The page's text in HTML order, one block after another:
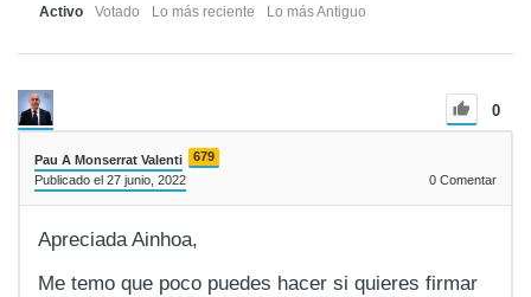
Activo Votado Lo más reciente Lo más Antiguo
0
Pau A Monserrat Valenti
679
Publicado el 27 junio, 2022
0 Comentar
Apreciada Ainhoa,
Me temo que poco puedes hacer si quieres firmar